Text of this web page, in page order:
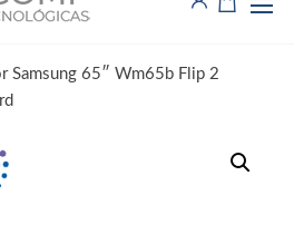
Cia. Ltda.
Samsung 65″ Wm65b Flip 2